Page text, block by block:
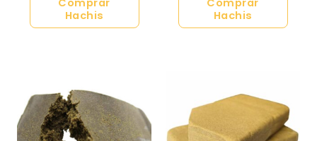
Comprar
Hachis
Comprar
Hachis